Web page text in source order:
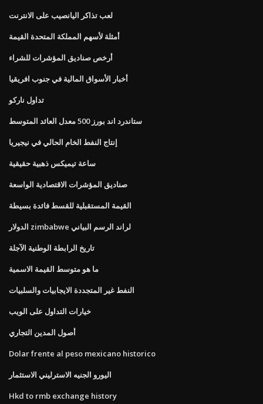
لعب تذاكر اليانصيب على الانترنت
أمثلة لأسهم المملكة المتحدة القيمة
أرخص صناديق المؤشرات للشراء
أخبار الأسواق المالية في جنوب افريقيا
تداول ناركو
ستاندرد اند بورز 500 معدل العائد المتوسط
إنتاج النفط الخام الحالي في نيجيريا
ساعة تيميكس ذهبية حقيقية
صناديق المؤشرات الاقتصادية الواسعة
القيمة المستقبلية للقسط فائدة بسيطة
الدولار zimbabwe لراند الرسم البياني
تاريخ الرابطة الوطنية الآجلة
ما هو متوسط ​​القيمة الاسمية
النفط غير المتجددة الايجابيات والسلبيات
خيارات التداول على الويب
أصول المدين التجاري
Dolar frente al peso mexicano historico
اليورو الجنيه الاسترليني الاستثمار
Hkd to rmb exchange history